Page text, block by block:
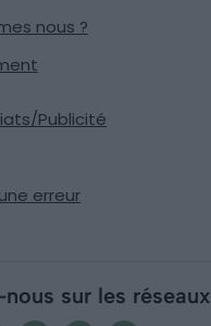
nous ?
Publicité
erreur
sur les réseaux